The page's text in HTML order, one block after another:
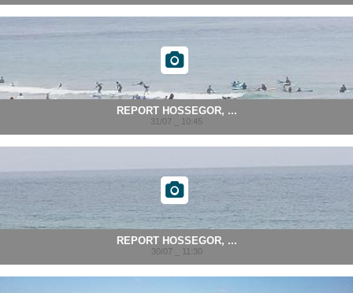
REPORT HOSSEGOR, ...
31/07 _ 10:45
REPORT HOSSEGOR, ...
30/07 _ 11:30